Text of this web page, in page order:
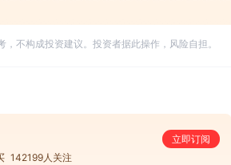
不构成投资建议。投资者据此操作，风险自担。
立即订阅
142199人关注